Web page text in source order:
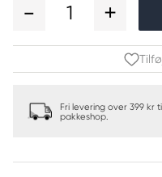
1
Fri levering over 399 kr
pakkeshop.